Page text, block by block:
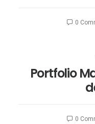
0
Portfolio
0